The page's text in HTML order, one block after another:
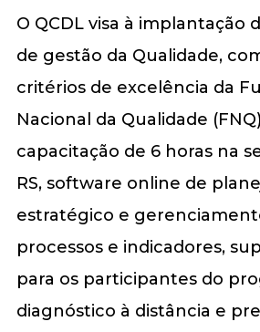
O QCDL visa à implantação
de gestão da Qualidade,
critérios de excelência da
Nacional da Qualidade
capacitação de 6 horas na
RS, software online de
estratégico e
processos e indicadores,
para os participantes do
diagnóstico à distância e